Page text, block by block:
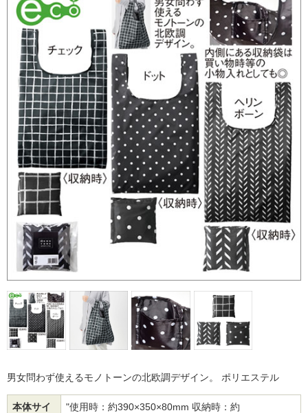
男女問わず使えるモノトーンの北欧調デザイン。 ポリエステル
本体サイ
"使用時：約390×350×80mm 収納時：約